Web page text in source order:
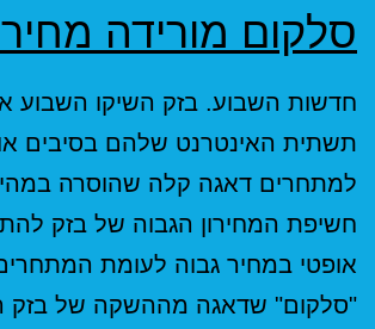
סלקום מורידה
חדשות השבוע. בזק השיקו השבוע
תשתית האינטרנט שלהם בסיבים
למתחרים דאגה קלה שהוסרה
חשיפת המחירון הגבוה של בזק
אופטי במחיר גבוה לעומת
"סלקום" שדאגה מההשקה של בזק